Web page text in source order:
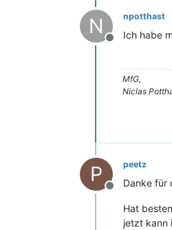
N
Offline
npotthast
Ich habe
MfG,
Niclas
P
Offline
peetz
Danke für
Hat
jetzt kann